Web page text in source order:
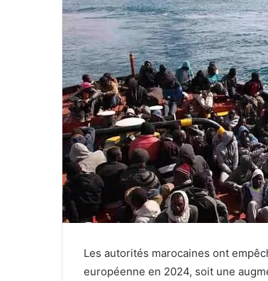
Les autorités marocaines ont
européenne en 2024, soit une